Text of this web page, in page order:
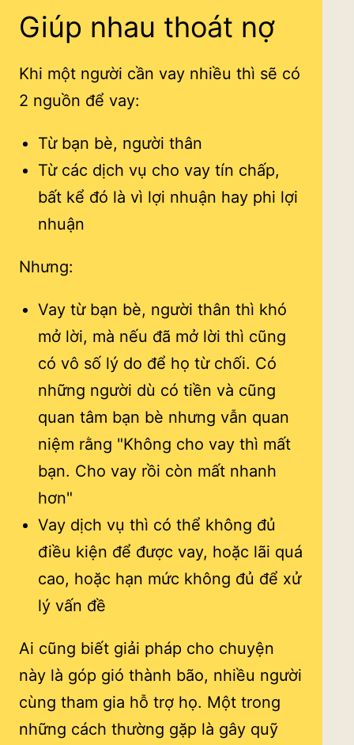
Giúp nhau thoát nợ
Khi một người cần vay nhiều thì sẽ có
2 nguồn để vay:
Từ bạn bè, người thân
Từ các dịch vụ cho vay tín chấp,
bất kể đó là vì lợi nhuận hay phi lợi
nhuận
Nhưng:
Vay từ bạn bè, người thân thì khó
mở lời, mà nếu đã mở lời thì cũng
có vô số lý do để họ từ chối. Có
những người dù có tiền và cũng
quan tâm bạn bè nhưng vẫn quan
niệm rằng "Không cho vay thì mất
bạn. Cho vay rồi còn mất nhanh
hơn"
Vay dịch vụ thì có thể không đủ
điều kiện để được vay, hoặc lãi quá
cao, hoặc hạn mức không đủ để xử
lý vấn đề
Ai cũng biết giải pháp cho chuyện
này là góp gió thành bão, nhiều người
cùng tham gia hỗ trợ họ. Một trong
những cách thường gặp là gây quỹ